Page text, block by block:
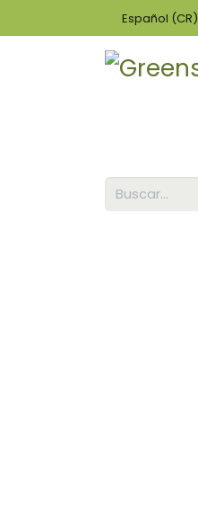
Español (CR)